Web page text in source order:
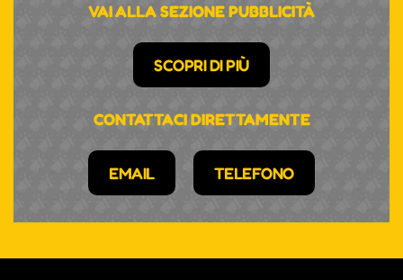
VAI ALLA SEZIONE PUBBLICITÀ
SCOPRI DI PIÙ
CONTATTACI DIRETTAMENTE
EMAIL TELEFONO